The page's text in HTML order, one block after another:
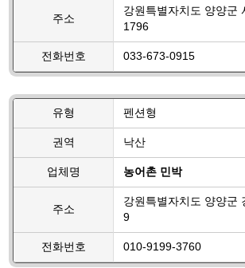
주소
강원특별자치도 양양군
1796
전화번호 033-673-0915
유형 펜션형
권역 낙산
업체명 농어촌 민박
주소
강원특별자치도 양양군
9
전화번호 010-9199-3760